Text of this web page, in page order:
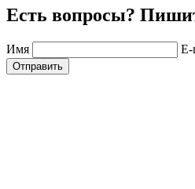
Есть вопросы?
Имя E-